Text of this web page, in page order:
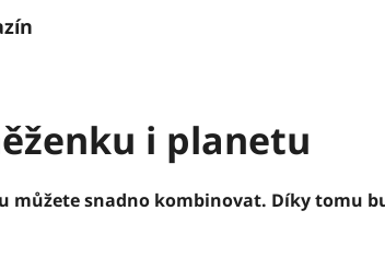
i planetu
snadno kombinovat. Díky tomu